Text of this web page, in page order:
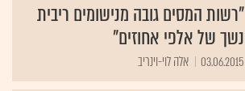
"רשות המסים גובה מנישומים ריבית
נשך של אלפי אחוזים"
03.06.2015 אלה לוי-וינריב